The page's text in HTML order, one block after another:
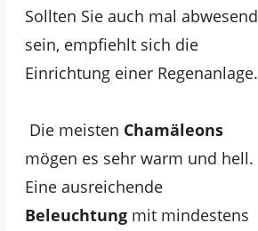
Sollten Sie auch mal abwesend
sein, empfiehlt sich die
Einrichtung einer Regenanlage.
Die meisten Chamäleons
mögen es sehr warm und hell.
Eine ausreichende
Beleuchtung mit mindestens